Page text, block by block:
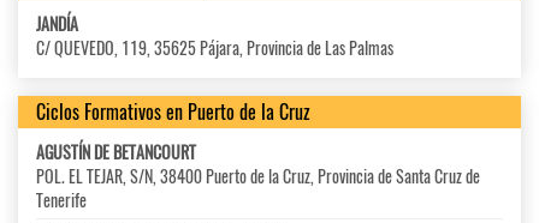
JANDÍA
C/ QUEVEDO, 119, 35625 Pájara, Provincia de Las Palmas
Ciclos Formativos en Puerto de la Cruz
AGUSTÍN DE BETANCOURT
POL. EL TEJAR, S/N, 38400 Puerto de la Cruz, Provincia de Santa Cruz de
Tenerife